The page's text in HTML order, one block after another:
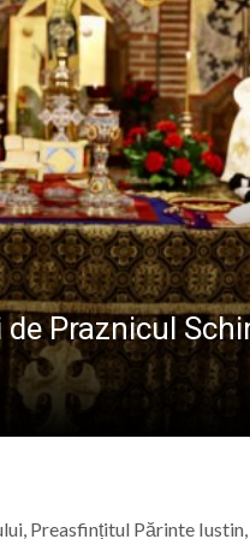
Baia Mare, la
Meditație la Duminica
Maramureș: Tabăra
inima Maramureșului:
Praznicul
Preasfințitul Părinte